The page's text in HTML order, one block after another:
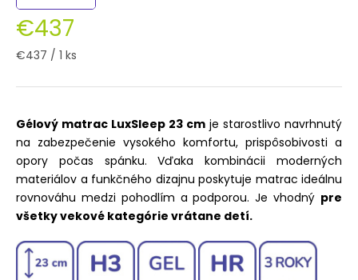
€437
Jednotková
€437 / 1 ks
Gélový matrac LuxSleep 23 cm je starostlivo navrhnutý
na zabezpečenie vysokého komfortu, prispôsobivosti a
opory počas spánku. Vďaka kombinácii moderných
materiálov a funkčného dizajnu poskytuje matrac ideálnu
rovnováhu medzi pohodlím a podporou. Je vhodný pre
všetky vekové kategórie vrátane detí.